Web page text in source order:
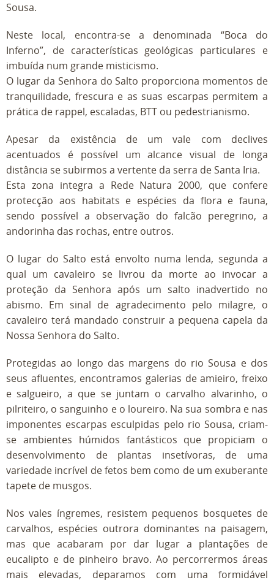
Sousa.
Neste local, encontra-se a denominada “Boca do
Inferno”, de características geológicas particulares e
imbuída num grande misticismo.
O lugar da Senhora do Salto proporciona momentos de
tranquilidade, frescura e as suas escarpas permitem a
prática de rappel, escaladas, BTT ou pedestrianismo.
Apesar da existência de um vale com declives
acentuados é possível um alcance visual de longa
distância se subirmos a vertente da serra de Santa Iria.
Esta zona integra a Rede Natura 2000, que confere
protecção aos habitats e espécies da flora e fauna,
sendo possível a observação do falcão peregrino, a
andorinha das rochas, entre outros.
O lugar do Salto está envolto numa lenda, segunda a
qual um cavaleiro se livrou da morte ao invocar a
proteção da Senhora após um salto inadvertido no
abismo. Em sinal de agradecimento pelo milagre, o
cavaleiro terá mandado construir a pequena capela da
Nossa Senhora do Salto.
Protegidas ao longo das margens do rio Sousa e dos
seus afluentes, encontramos galerias de amieiro, freixo
e salgueiro, a que se juntam o carvalho alvarinho, o
pilriteiro, o sanguinho e o loureiro. Na sua sombra e nas
imponentes escarpas esculpidas pelo rio Sousa, criam-
se ambientes húmidos fantásticos que propiciam o
desenvolvimento de plantas insetívoras, de uma
variedade incrível de fetos bem como de um exuberante
tapete de musgos.
Nos vales íngremes, resistem pequenos bosquetes de
carvalhos, espécies outrora dominantes na paisagem,
mas que acabaram por dar lugar a plantações de
eucalipto e de pinheiro bravo. Ao percorrermos áreas
mais elevadas, deparamos com uma formidável